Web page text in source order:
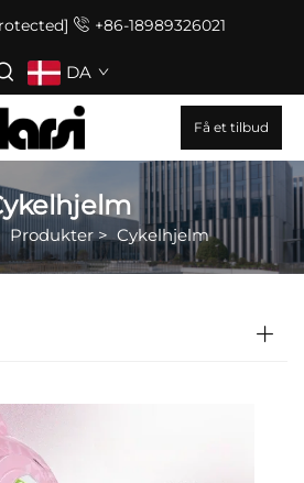
+86-18989326021
DA
Få et tilbud
Produkter>Cykelhjelm